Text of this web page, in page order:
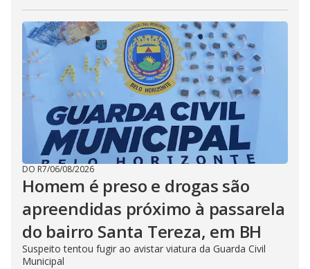
DO R7/06/08/2026
Homem é preso e drogas são
apreendidas próximo à passarela
do bairro Santa Tereza, em BH
Suspeito tentou fugir ao avistar viatura da Guarda Civil
Municipal